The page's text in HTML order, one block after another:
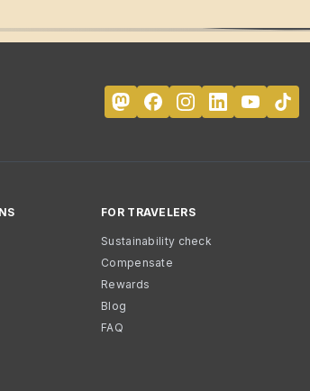
FOR TRAVELERS
Sustainability check
Compensate
Rewards
Blog
FAQ